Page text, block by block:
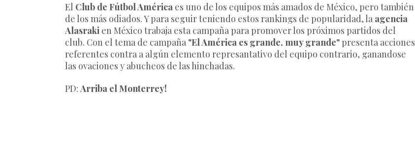
El Club de Fútbol América es uno de los equipos más amados de México, pero también
de los más odiados. Y para seguir teniendo estos rankings de popularidad, la agencia
Alasraki en México trabaja esta campaña para promover los próximos partidos del
club. Con el tema de campaña "El América es grande, muy grande"presenta acciones
referentes contra a algún elemento represantativo del equipo contrario, ganandose
las ovaciones y abucheos de las hinchadas.
PD: Arriba el Monterrey!